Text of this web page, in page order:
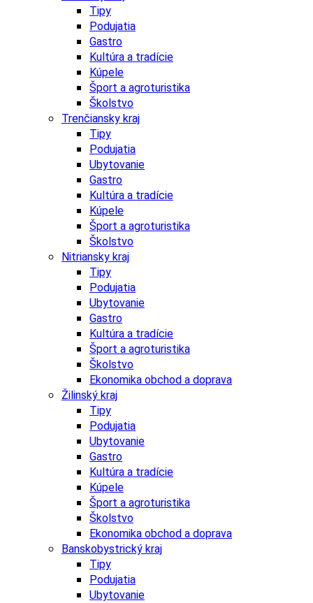
Tipy
Podujatia
Gastro
Kultúra a tradície
Kúpele
Šport a agroturistika
Školstvo
Trenčiansky kraj
Tipy
Podujatia
Ubytovanie
Gastro
Kultúra a tradície
Kúpele
Šport a agroturistika
Školstvo
Nitriansky kraj
Tipy
Podujatia
Ubytovanie
Gastro
Kultúra a tradície
Šport a agroturistika
Školstvo
Ekonomika obchod a doprava
Žilinský kraj
Tipy
Podujatia
Ubytovanie
Gastro
Kultúra a tradície
Kúpele
Šport a agroturistika
Školstvo
Ekonomika obchod a doprava
Banskobystrický kraj
Tipy
Podujatia
Ubytovanie